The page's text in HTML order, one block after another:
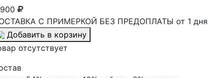
С ПРИМЕРКОЙ БЕЗ ПРЕДОПЛАТЫ от 1 дня
Добавить в корзину
отсутствует